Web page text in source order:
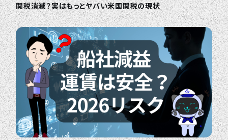
関税消滅？実はもっとヤバい米国関税の現状